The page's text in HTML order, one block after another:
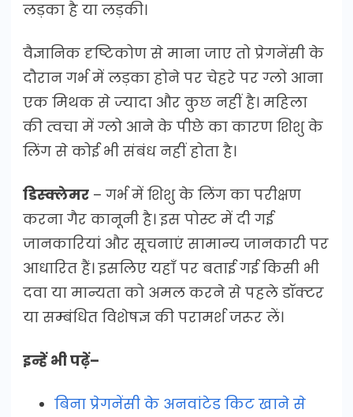
लड़का है या लड़की।
वैज्ञानिक दृष्टिकोण से माना जाए तो प्रेगनेंसी के
दौरान गर्भ में लड़का होने पर चेहरे पर ग्लो आना
एक मिथक से ज्यादा और कुछ नहीं है। महिला
की त्वचा में ग्लो आने के पीछे का कारण शिशु के
लिंग से कोई भी संबंध नहीं होता है।
डिस्क्लेमर – गर्भ में शिशु के लिंग का परीक्षण
करना गैर कानूनी है। इस पोस्ट में दी गई
जानकारियां और सूचनाएं सामान्य जानकारी पर
आधारित हैं। इसलिए यहाँ पर बताई गई किसी भी
दवा या मान्यता को अमल करने से पहले डॉक्टर
या सम्बंधित विशेषज्ञ की परामर्श जरूर लें।
इन्हें भी पढ़ें–
बिना प्रेगनेंसी के अनवांटेड किट खाने से